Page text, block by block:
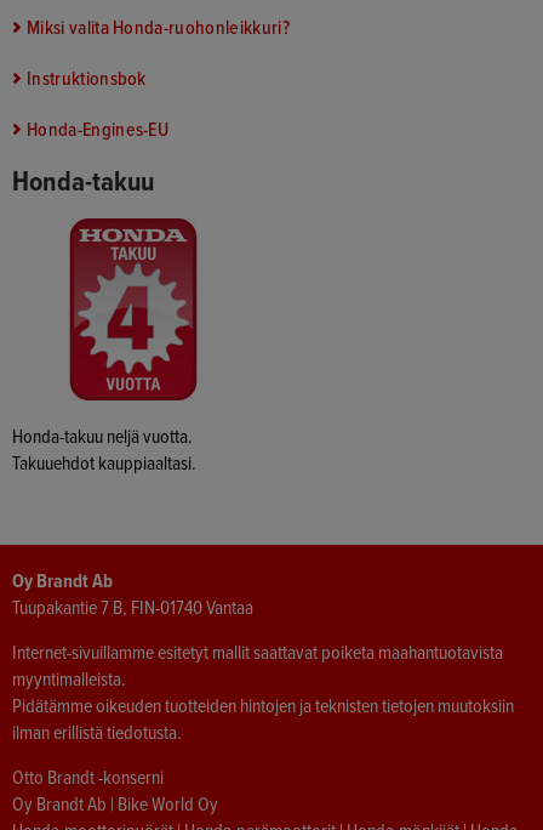
Miksi valita Honda-ruohonleikkuri?
Instruktionsbok
Honda-Engines-EU
Honda-takuu
Honda-takuu neljä vuotta.
Takuuehdot kauppiaaltasi.
Oy Brandt Ab
Tuupakantie 7 B, FIN-01740 Vantaa
Internet-sivuillamme esitetyt mallit saattavat poiketa maahantuotavista
myyntimalleista.
Pidätämme oikeuden tuotteiden hintojen ja teknisten tietojen muutoksiin
ilman erillistä tiedotusta.
Otto Brandt -konserni
Oy Brandt Ab | Bike World Oy